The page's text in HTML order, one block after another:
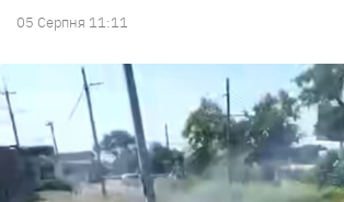
05 Серпня 11:11